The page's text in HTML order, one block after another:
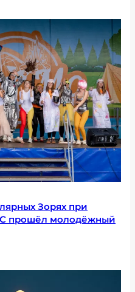
Зорях при
прошёл молодёжный